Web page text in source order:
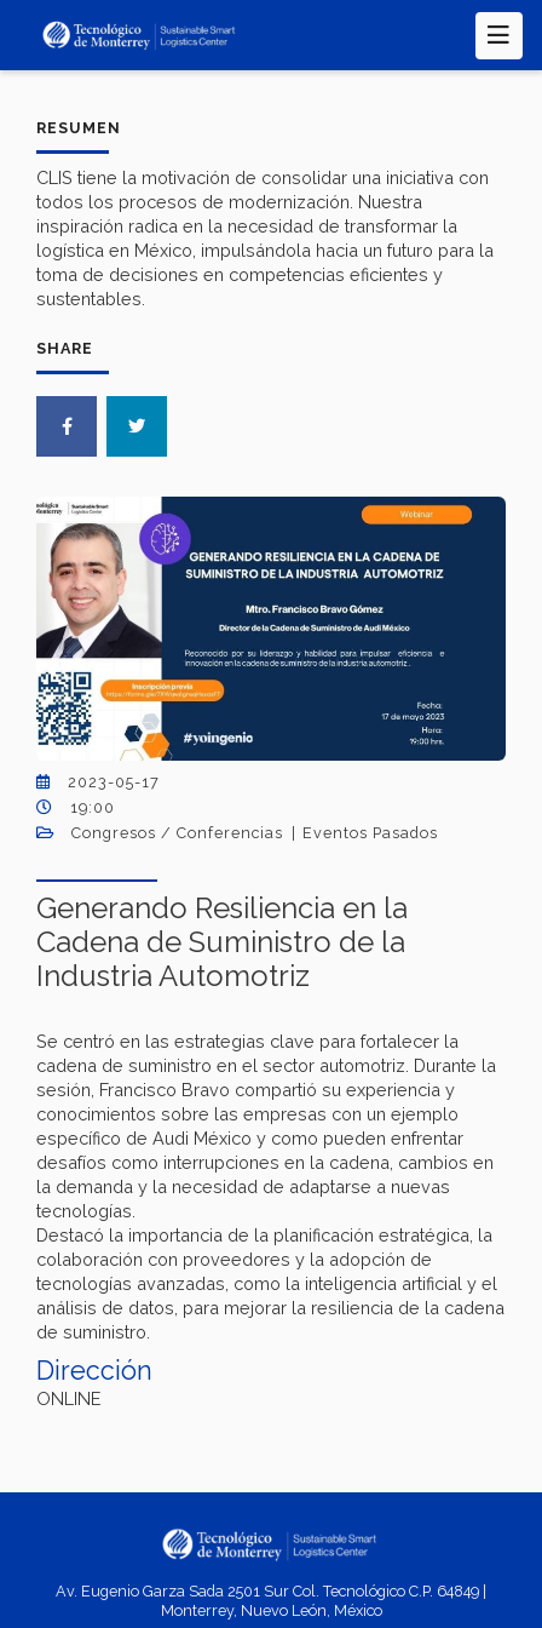
RESUMEN
CLIS tiene la motivación de consolidar una iniciativa con
todos los procesos de modernización. Nuestra
inspiración radica en la necesidad de transformar la
logística en México, impulsándola hacia un futuro para la
toma de decisiones en competencias eficientes y
sustentables.
SHARE
2023-05-17
19:00
Congresos / Conferencias
Eventos Pasados
Generando Resiliencia en la
Cadena de Suministro de la
Industria Automotriz
Se centró en las estrategias clave para fortalecer la
cadena de suministro en el sector automotriz. Durante la
sesión, Francisco Bravo compartió su experiencia y
conocimientos sobre las empresas con un ejemplo
específico de Audi México y como pueden enfrentar
desafíos como interrupciones en la cadena, cambios en
la demanda y la necesidad de adaptarse a nuevas
tecnologías.
Destacó la importancia de la planificación estratégica, la
colaboración con proveedores y la adopción de
tecnologías avanzadas, como la inteligencia artificial y el
análisis de datos, para mejorar la resiliencia de la cadena
de suministro.
Dirección
ONLINE
Av. Eugenio Garza Sada 2501 Sur Col. Tecnológico C.P. 64849 |
Monterrey, Nuevo León, México